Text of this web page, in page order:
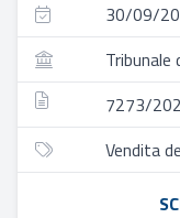
30/09/
Tribunale
7273/
Vendita